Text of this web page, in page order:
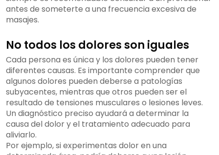
antes de someterte a una frecuencia excesiva de
masajes.
No todos los dolores son iguales
Cada persona es única y los dolores pueden tener
diferentes causas. Es importante comprender que
algunos dolores pueden deberse a patologías
subyacentes, mientras que otros pueden ser el
resultado de tensiones musculares o lesiones leves.
Un diagnóstico preciso ayudará a determinar la
causa del dolor y el tratamiento adecuado para
aliviarlo.
Por ejemplo, si experimentas dolor en una